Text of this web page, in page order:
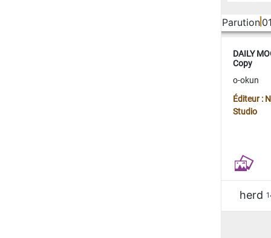
Parution
DAILY
Copy
o-okun
Éditeur :
Studio
herd